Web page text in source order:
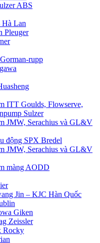
ABS
Lan
Pleuger
rupp
ITT Goulds, Flowserve,
Sulzer
JMW, Serachius và GL&V
động SPX Bredel
JMW, Serachius và GL&V
màng AODD
Jin – KJC Hàn Quốc
Giken
Zeissler
Rocky